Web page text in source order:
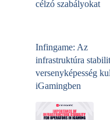
célzó szabályokat
Infingame: Az
infrastruktúra
versenyképesség
iGamingben